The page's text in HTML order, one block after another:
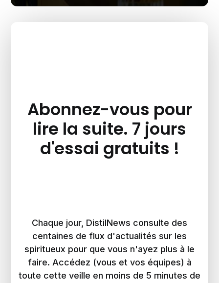
Abonnez-vous pour
lire la suite. 7 jours
d'essai gratuits !
Chaque jour, DistilNews consulte des
centaines de flux d'actualités sur les
spiritueux pour que vous n'ayez plus à le
faire. Accédez (vous et vos équipes) à
toute cette veille en moins de 5 minutes de